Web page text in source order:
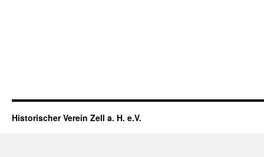
Historischer Verein Zell a. H. e.V.